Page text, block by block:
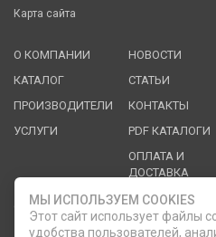
Карта сайта
О КОМПАНИИ
КАТАЛОГ
ПРОИЗВОДИТЕЛИ
УСЛУГИ
НОВОСТИ
СТАТЬИ
КОНТАКТЫ
PDF КАТАЛОГИ
ОПЛАТА И
ДОСТАВКА
Служба клиентской поддержки
МЫ ИСПОЛЬЗУЕМ COOKIES
Этот сайт использует файлы
удобства пользователей,